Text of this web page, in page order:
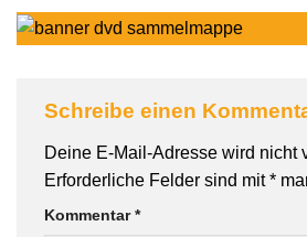
Schreibe einen
Deine E-Mail-Adresse wird nicht
Erforderliche Felder sind mit*
Kommentar*